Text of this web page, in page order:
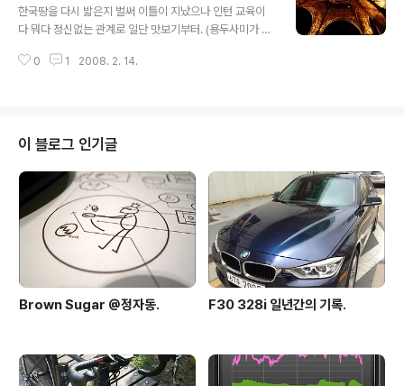
메이저였던 G3과 비교해도 렌즈 밝기가 약간 어두운 것 외
엔 딱히 꼽을 단점이 없었다. 그.러.나... 세월이 세월인지라,
년째.. 휴대용 전자기기의 고질적 문제인 배터리는, 올 초에
한국땅을 다시 밟은지 벌써 이틀이 지났으나 인턴 교육이
다 뭐다 정신없는 관계로 일단 맛보기부터. (용두사미가 될
하던데.... -_-;;
0 1 2008. 2. 14.
이 블로그 인기글
Brown Sugar @정자동. F30 328i 일년간의 기록.